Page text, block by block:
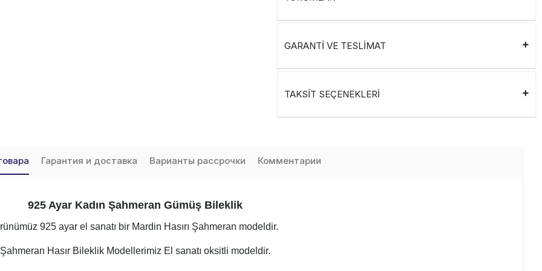
GARANTİ VE TESLİMAT
TAKSİT SEÇENEKLERİ
Гарантия и доставка Варианты рассрочки Комментарии
925 Ayar Kadın Şahmeran Gümüş Bileklik
925 ayar el sanatı bir Mardin Hasırı Şahmeran modeldir.
Şahmeran Hasır Bileklik Modellerimiz El sanatı oksitli modeldir.